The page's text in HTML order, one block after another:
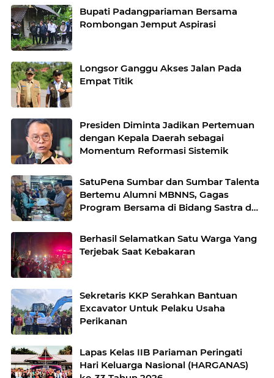
Bupati Padangpariaman Bersama
Rombongan Jemput Aspirasi
Longsor Ganggu Akses Jalan Pada
Empat Titik
Presiden Diminta Jadikan Pertemuan
dengan Kepala Daerah sebagai
Momentum Reformasi Sistemik
SatuPena Sumbar dan Sumbar Talenta
Bertemu Alumni MBNNS, Gagas
Program Bersama di Bidang Sastra dan
Berhasil Selamatkan Satu Warga Yang
Terjebak Saat Kebakaran
Sekretaris KKP Serahkan Bantuan
Excavator Untuk Pelaku Usaha
Perikanan
Lapas Kelas IIB Pariaman Peringati
Hari Keluarga Nasional (HARGANAS)